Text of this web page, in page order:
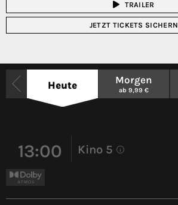
TRAILER
JETZT TICKETS SICHERN
Heute Morgen
ab 9,99 €
13:00 Kino 5 i